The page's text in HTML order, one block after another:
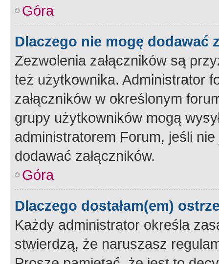
Góra
Dlaczego nie mogę dodawać
Zezwolenia załączników są
też użytkownika. Administrator
załączników w określonym
grupy użytkowników mogą
administratorem Forum, jeśli
dodawać załączników.
Góra
Dlaczego dostałam(em)
Każdy administrator określa
stwierdzą, że naruszasz